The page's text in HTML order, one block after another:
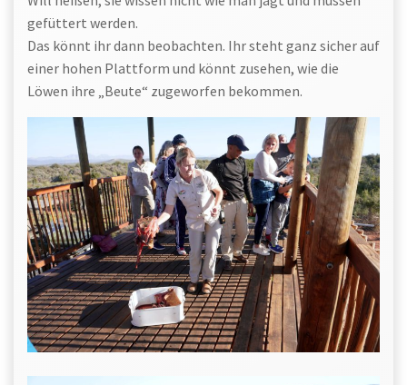
gefüttert werden.
Das könnt ihr dann beobachten. Ihr steht ganz sicher auf
einer hohen Plattform und könnt zusehen, wie die
Löwen ihre „Beute“ zugeworfen bekommen.